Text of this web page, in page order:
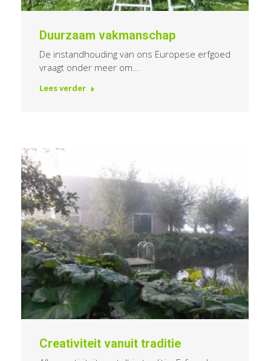
Duurzaam vakmanschap
De instandhouding van ons Europese erfgoed
vraagt onder meer om…
Lees verder
Creativiteit vanuit traditie